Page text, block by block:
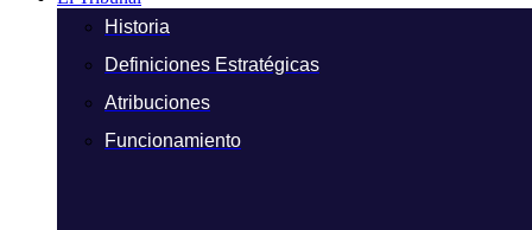
Historia
Definiciones Estratégicas
Atribuciones
Funcionamiento